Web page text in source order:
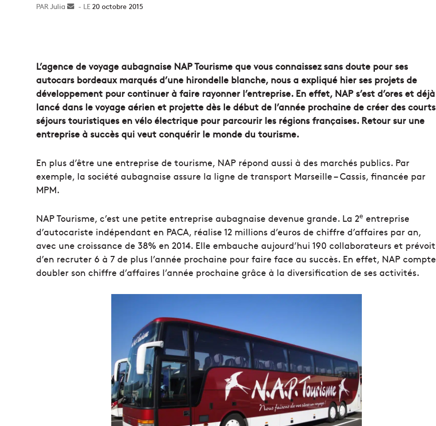
Julia
Envoyer20 octobre 2015
L’agence de voyage aubagnaise NAP Tourisme que vous connaissez sans doute pour ses
autocars bordeaux marqués d’une hirondelle blanche, nous a expliqué hier ses projets de
développement pour continuer à faire rayonner l’entreprise. En effet, NAP s’est d’ores et déjà
lancé dans le voyage aérien et projette dès le début de l’année prochaine de créer des courts
séjours touristiques en vélo électrique pour parcourir les régions françaises. Retour sur une
entreprise à succès qui veut conquérir le monde du tourisme.
En plus d’être une entreprise de tourisme, NAP répond aussi à des marchés publics. Par
exemple, la société aubagnaise assure la ligne de transport Marseille – Cassis, financée par
MPM.
NAP Tourisme, c’est une petite entreprise aubagnaise devenue grande. La 2e entreprise
d’autocariste indépendant en PACA, réalise 12 millions d’euros de chiffre d’affaires par an,
avec une croissance de 38% en 2014. Elle embauche aujourd’hui 190 collaborateurs et prévoit
d’en recruter 6 à 7 de plus l’année prochaine pour faire face au succès. En effet, NAP compte
doubler son chiffre d’affaires l’année prochaine grâce à la diversification de ses activités.